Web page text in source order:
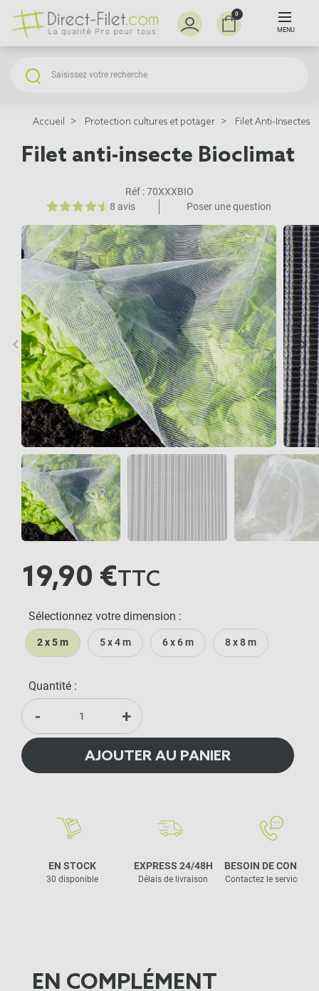
0
MENU
Accueil Protection cultures et potager Filet Anti-Insectes
Filet anti-insecte Bioclimat
Réf :70XXXBIO
8 avis
Poser une question
Précédent
keyboard_arrow_left keyboard_arrow_right
19,90 €TTC
Sélectionnez votre dimension :
2 x 5 m 5 x 4 m 6 x 6 m 8 x 8 m
Quantité :
- +
AJOUTER AU PANIER
EN STOCK
30 disponible
EXPRESS 24/48H
Délais de livraison
BESOIN DE CONSEIL
Contactez le service
EN COMPLÉMENT